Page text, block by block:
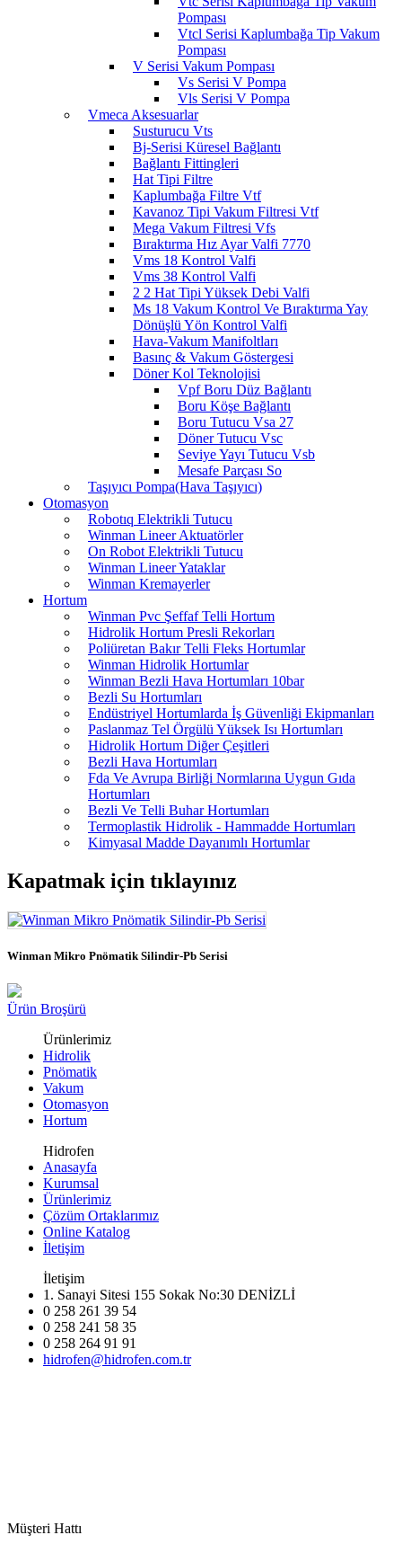
Pompası
Vtcl Serisi Kaplumbağa Tip Vakum
Pompası
V Serisi Vakum Pompası
Vs Serisi V Pompa
Vls Serisi V Pompa
Vmeca Aksesuarlar
Susturucu Vts
Bj-Serisi Küresel Bağlantı
Bağlantı Fittingleri
Hat Tipi Filtre
Kaplumbağa Filtre Vtf
Kavanoz Tipi Vakum Filtresi Vtf
Mega Vakum Filtresi Vfs
Bıraktırma Hız Ayar Valfi 7770
Vms 18 Kontrol Valfi
Vms 38 Kontrol Valfi
2 2 Hat Tipi Yüksek Debi Valfi
Ms 18 Vakum Kontrol Ve Bıraktırma Yay
Dönüşlü Yön Kontrol Valfi
Hava-Vakum Manifoltları
Basınç & Vakum Göstergesi
Döner Kol Teknolojisi
Vpf Boru Düz Bağlantı
Boru Köşe Bağlantı
Boru Tutucu Vsa 27
Döner Tutucu Vsc
Seviye Yayı Tutucu Vsb
Mesafe Parçası So
Taşıyıcı Pompa(Hava Taşıyıcı)
Otomasyon
Robotıq Elektrikli Tutucu
Winman Lineer Aktuatörler
On Robot Elektrikli Tutucu
Winman Lineer Yataklar
Winman Kremayerler
Hortum
Winman Pvc Şeffaf Telli Hortum
Hidrolik Hortum Presli Rekorları
Poliüretan Bakır Telli Fleks Hortumlar
Winman Hidrolik Hortumlar
Winman Bezli Hava Hortumları 10bar
Bezli Su Hortumları
Endüstriyel Hortumlarda İş Güvenliği Ekipmanları
Paslanmaz Tel Örgülü Yüksek Isı Hortumları
Hidrolik Hortum Diğer Çeşitleri
Bezli Hava Hortumları
Fda Ve Avrupa Birliği Normlarına Uygun Gıda
Hortumları
Bezli Ve Telli Buhar Hortumları
Termoplastik Hidrolik - Hammadde Hortumları
Kimyasal Madde Dayanımlı Hortumlar
Kapatmak için tıklayınız
Winman Mikro Pnömatik Silindir-Pb Serisi
Ürün Broşürü
Ürünlerimiz
Hidrolik
Pnömatik
Vakum
Otomasyon
Hortum
Hidrofen
Anasayfa
Kurumsal
Ürünlerimiz
Çözüm Ortaklarımız
Online Katalog
İletişim
İletişim
1. Sanayi Sitesi 155 Sokak No:30 DENİZLİ
0 258 261 39 54
0 258 241 58 35
0 258 264 91 91
hidrofen@hidrofen.com.tr
Müşteri Hattı